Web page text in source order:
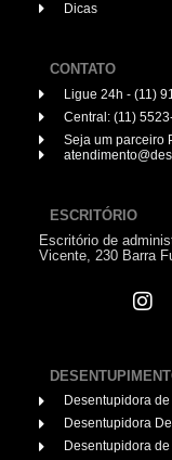
Dicas
CONTATO
Ligue 24h - (11)
Central: (11)
Seja um parceiro
ESCRITÓRIO
Escritório de
Vicente, 230 Barra
Desentupidora de
Desentupidora
Desentupidora